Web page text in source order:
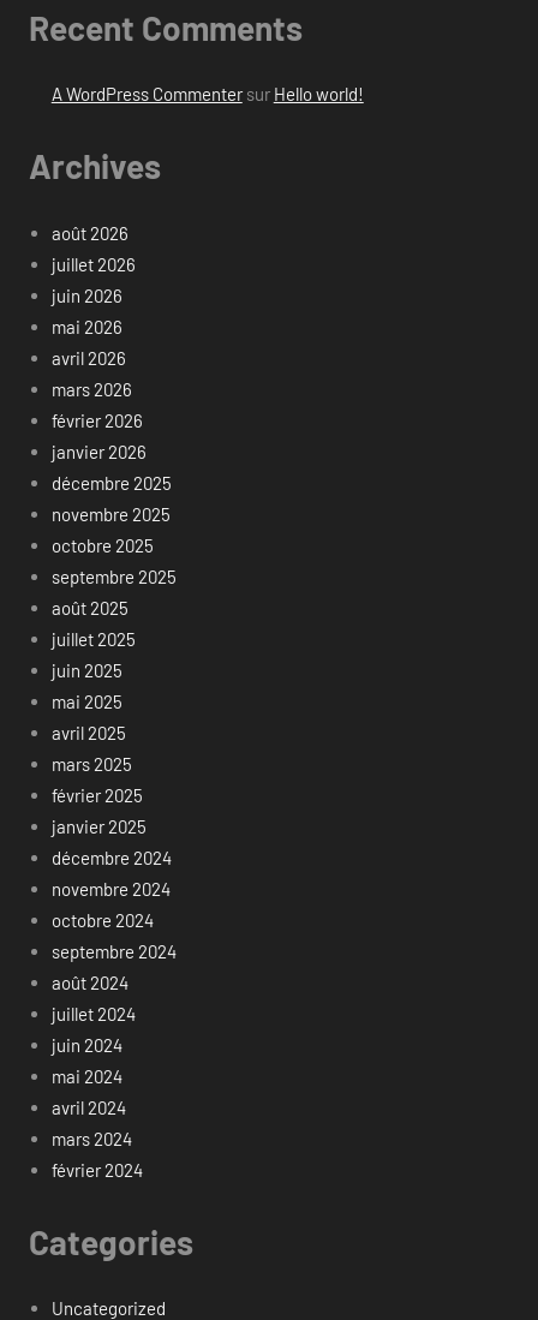
Recent Comments
A WordPress Commentersur Hello world!
Archives
août 2026
juillet 2026
juin 2026
mai 2026
avril 2026
mars 2026
février 2026
janvier 2026
décembre 2025
novembre 2025
octobre 2025
septembre 2025
août 2025
juillet 2025
juin 2025
mai 2025
avril 2025
mars 2025
février 2025
janvier 2025
décembre 2024
novembre 2024
octobre 2024
septembre 2024
août 2024
juillet 2024
juin 2024
mai 2024
avril 2024
mars 2024
février 2024
Categories
Uncategorized